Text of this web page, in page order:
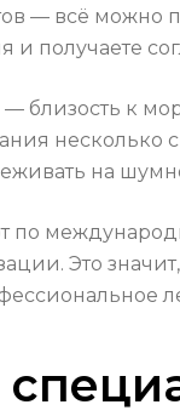
— всё можно
получаете
близость к
несколько
на
по
Это